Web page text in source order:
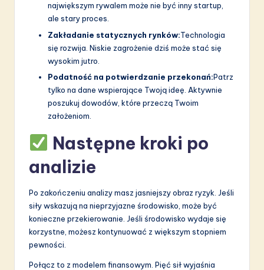
największym rywalem może nie być inny startup,
ale stary proces.
Zakładanie statycznych rynków:Technologia
się rozwija. Niskie zagrożenie dziś może stać się
wysokim jutro.
Podatność na potwierdzanie przekonań:Patrz
tylko na dane wspierające Twoją ideę. Aktywnie
poszukuj dowodów, które przeczą Twoim
założeniom.
Następne kroki po
analizie
Po zakończeniu analizy masz jasniejszy obraz ryzyk. Jeśli
siły wskazują na nieprzyjazne środowisko, może być
konieczne przekierowanie. Jeśli środowisko wydaje się
korzystne, możesz kontynuować z większym stopniem
pewności.
Połącz to z modelem finansowym. Pięć sił wyjaśnia